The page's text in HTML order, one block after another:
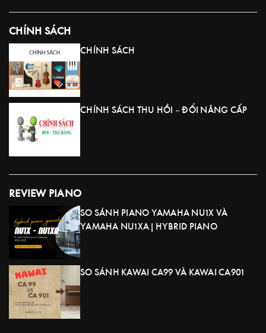
CHÍNH SÁCH
CHÍNH SÁCH
CHÍNH SÁCH THU HỒI – ĐỔI NÂNG CẤP
REVIEW PIANO
SO SÁNH PIANO YAMAHA NU1X VÀ
YAMAHA NU1XA | HYBRID PIANO
SO SÁNH KAWAI CA99 VÀ KAWAI CA901